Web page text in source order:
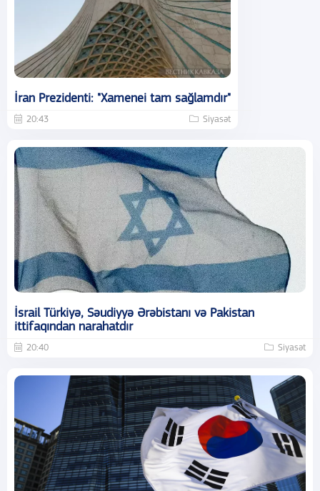
İran Prezidenti: "Xamenei tam sağlamdır"
20:43 Siyasət
İsrail Türkiyə, Səudiyyə Ərəbistanı və Pakistan
ittifaqından narahatdır
20:40 Siyasət